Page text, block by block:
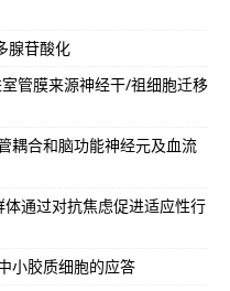
腺苷酸化
管膜来源神经干/祖细胞迁移
耦合和脑功能神经元及血流
通过对抗焦虑促进适应性行
小胶质细胞的应答